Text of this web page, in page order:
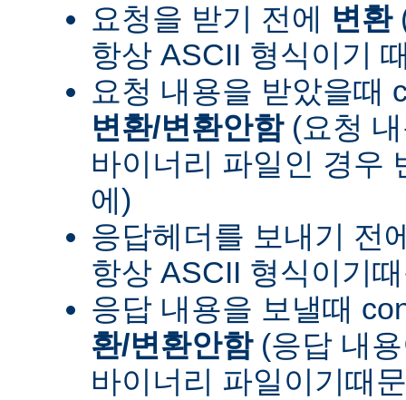
요청을 받기 전에
변환
항상 ASCII 형식이기
요청 내용을 받았을때
변환/변환안함(요청 내
바이너리 파일인 경우
에)
응답헤더를 보내기 전
항상 ASCII 형식이기
응답 내용을 보낼때
환/변환안함(응답 내
바이너리 파일이기때